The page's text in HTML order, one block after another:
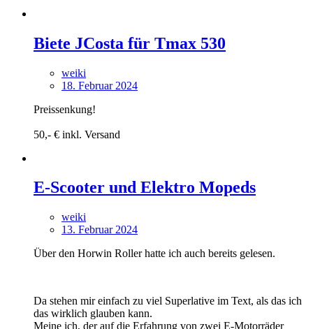
Biete JCosta für Tmax 530
weiki
18. Februar 2024
Preissenkung!
50,- € inkl. Versand
E-Scooter und Elektro Mopeds
weiki
13. Februar 2024
Über den Horwin Roller hatte ich auch bereits gelesen.
Da stehen mir einfach zu viel Superlative im Text, als das ich
das wirklich glauben kann.
Meine ich, der auf die Erfahrung von zwei E-Motorräder